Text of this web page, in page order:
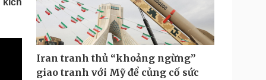
nghiệp 24h
Doanh nhân
Tin Công nghệ
Trải nghiệm
Chuyển đổi số
Podcast
kích
Iran tranh thủ “khoảng ngừng”
giao tranh với Mỹ để củng cố sức